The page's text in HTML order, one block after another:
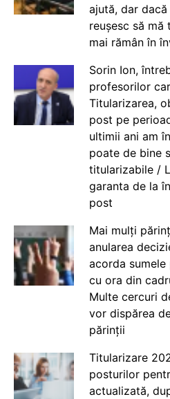
ajută, dar
reușesc să
mai rămân în
Sorin Ion,
profesorilor
Titularizarea,
post pe
ultimii ani am
poate de bine
titularizabile /
garanta de la
post
Mai mulți
anularea
acorda
cu ora din
Multe cercuri
vor dispărea
părinții
Titularizare
posturilor
actualizată,